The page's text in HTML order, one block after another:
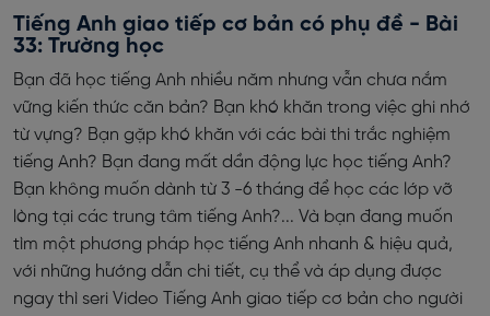
Tiếng Anh giao tiếp cơ bản có phụ đề - Bài
33: Trường học
Bạn đã học tiếng Anh nhiều năm nhưng vẫn chưa nắm
vững kiến thức căn bản? Bạn khó khăn trong việc ghi nhớ
từ vựng? Bạn gặp khó khăn với các bài thi trắc nghiệm
tiếng Anh? Bạn đang mất dần động lực học tiếng Anh?
Bạn không muốn dành từ 3 -6 tháng để học các lớp vỡ
lòng tại các trung tâm tiếng Anh?... Và bạn đang muốn
tìm một phương pháp học tiếng Anh nhanh & hiệu quả,
với những hướng dẫn chi tiết, cụ thể và áp dụng được
ngay thì seri Video Tiếng Anh giao tiếp cơ bản cho người